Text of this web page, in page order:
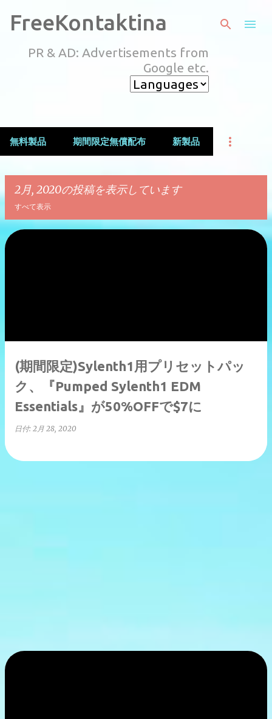
スキップしてメイン コンテンツに移動
FreeKontaktina
PR & AD: Advertisements from
Google etc.
無料製品 期間限定無償配布 新製品
2月, 2020の投稿を表示しています
すべて表示
(期間限定)Sylenth1用プリセットパッ
ク、『Pumped Sylenth1 EDM
Essentials』が50%OFFで$7に
日付: 2月 28, 2020